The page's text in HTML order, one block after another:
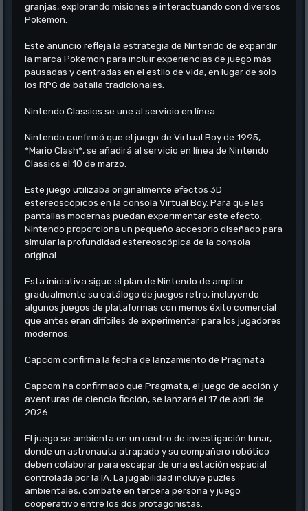
granjas, explorando misiones e interactuando con diversos
Pokémon.
Este anuncio refleja la estrategia de Nintendo de expandir
la marca Pokémon para incluir experiencias de juego más
pausadas y centradas en el estilo de vida, en lugar de solo
los RPG de batalla tradicionales.
Nintendo Classics se une al servicio en línea
Nintendo confirmó que el juego de Virtual Boy de 1995,
*Mario Clash*, se añadirá al servicio en línea de Nintendo
Classics el 10 de marzo.
Este juego utilizaba originalmente efectos 3D
estereoscópicos en la consola Virtual Boy. Para que las
pantallas modernas puedan experimentar este efecto,
Nintendo proporciona un pequeño accesorio diseñado para
simular la profundidad estereoscópica de la consola
original.
Esta iniciativa sigue el plan de Nintendo de ampliar
gradualmente su catálogo de juegos retro, incluyendo
algunos juegos de plataformas con menos éxito comercial
que antes eran difíciles de experimentar para los jugadores
modernos.
Capcom confirma la fecha de lanzamiento de Pragmata
Capcom ha confirmado que Pragmata, el juego de acción y
aventuras de ciencia ficción, se lanzará el 17 de abril de
2026.
El juego se ambienta en un centro de investigación lunar,
donde un astronauta atrapado y su compañero robótico
deben colaborar para escapar de una estación espacial
controlada por la IA. La jugabilidad incluye puzles
ambientales, combate en tercera persona y juego
cooperativo entre los dos protagonistas.